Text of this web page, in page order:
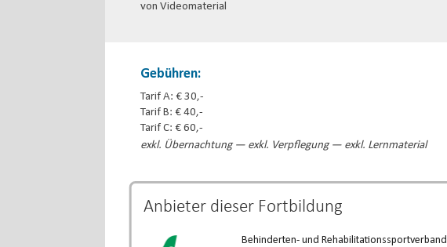
von Videomaterial
Gebühren:
Tarif A: € 30,-
Tarif B: € 40,-
Tarif C: € 60,-
exkl. Übernachtung — exkl. Verpflegung — exkl. Lernmaterial
Anbieter dieser Fortbildung
Behinderten- und Rehabilitationssportverband